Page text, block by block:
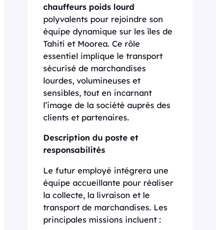
chauffeurs poids lourd
polyvalents pour rejoindre son
équipe dynamique sur les îles de
Tahiti et Moorea. Ce rôle
essentiel implique le transport
sécurisé de marchandises
lourdes, volumineuses et
sensibles, tout en incarnant
l’image de la société auprès des
clients et partenaires.
Description du poste et
responsabilités
Le futur employé intégrera une
équipe accueillante pour réaliser
la collecte, la livraison et le
transport de marchandises. Les
principales missions incluent :